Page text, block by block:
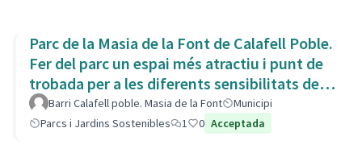
Parc de la Masia de la Font de Calafell Poble.
Fer del parc un espai més atractiu i punt de
trobada per a les diferents sensibilitats del
barri.Barri Calafell poble. Masia de la Font
Municipi
Parcs i Jardins Sostenibles
1 0 Acceptada